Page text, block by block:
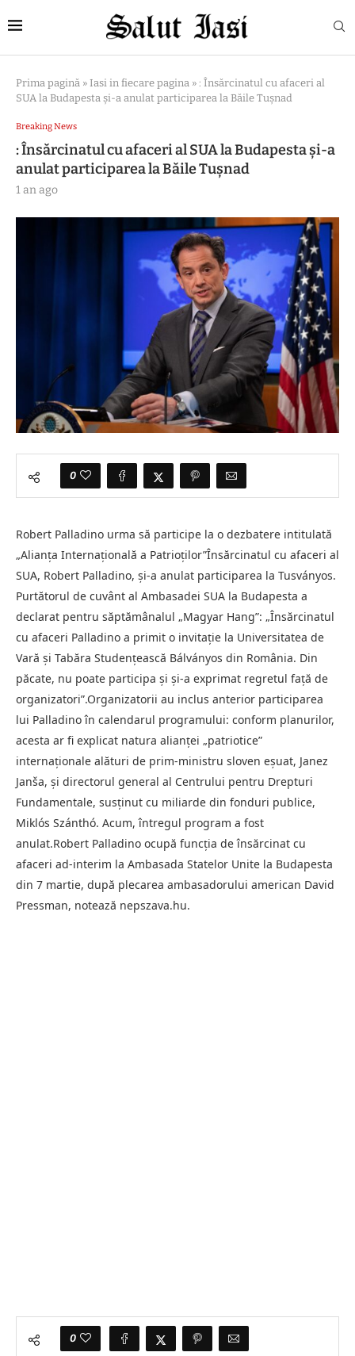
Prima pagină » Iasi in fiecare pagina » : Însărcinatul cu afaceri al
SUA la Budapesta şi-a anulat participarea la Băile Tuşnad
Breaking News
: Însărcinatul cu afaceri al SUA la Budapesta şi-a
anulat participarea la Băile Tuşnad
1 an ago
0
Robert Palladino urma să participe la o dezbatere intitulată
„Alianța Internațională a Patrioților”Însărcinatul cu afaceri al
SUA, Robert Palladino, și-a anulat participarea la Tusványos.
Purtătorul de cuvânt al Ambasadei SUA la Budapesta a
declarat pentru săptămânalul „Magyar Hang”: „Însărcinatul
cu afaceri Palladino a primit o invitație la Universitatea de
Vară și Tabăra Studențească Bálványos din România. Din
păcate, nu poate participa și și-a exprimat regretul față de
organizatori”.Organizatorii au inclus anterior participarea
lui Palladino în calendarul programului: conform planurilor,
acesta ar fi explicat natura alianței „patriotice”
internaționale alături de prim-ministru sloven eşuat, Janez
Janša, și directorul general al Centrului pentru Drepturi
Fundamentale, susținut cu miliarde din fonduri publice,
Miklós Szánthó. Acum, întregul program a fost
anulat.Robert Palladino ocupă funcția de însărcinat cu
afaceri ad-interim la Ambasada Statelor Unite la Budapesta
din 7 martie, după plecarea ambasadorului american David
Pressman, notează nepszava.hu.
0